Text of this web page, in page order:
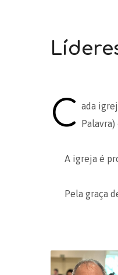
C ada
Palavra)
A igreja é
Pela graça